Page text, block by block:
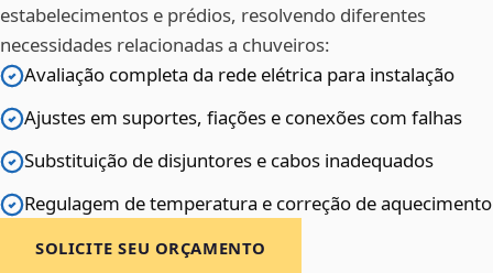
estabelecimentos e prédios, resolvendo diferentes
necessidades relacionadas a chuveiros:
Avaliação completa da rede elétrica para instalação
Ajustes em suportes, fiações e conexões com falhas
Substituição de disjuntores e cabos inadequados
Regulagem de temperatura e correção de aquecimento
SOLICITE SEU ORÇAMENTO